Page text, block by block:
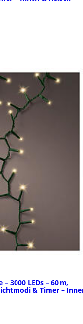
3000 LEDs – 60 m,
& Timer –